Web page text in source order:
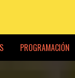
PROGRAMACIÓN